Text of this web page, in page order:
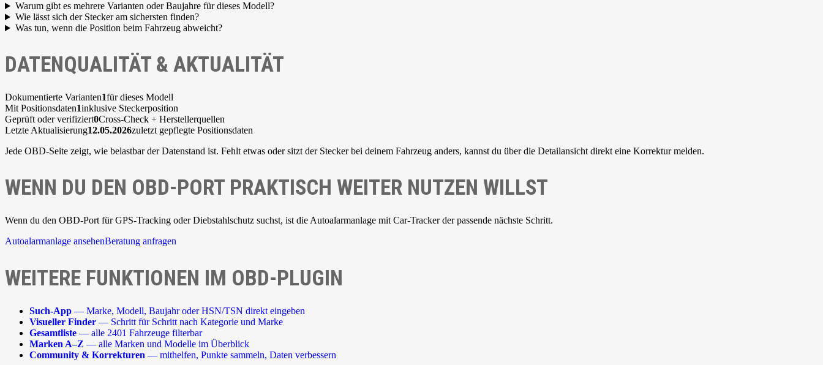
Warum gibt es mehrere Varianten oder Baujahre für dieses Modell?
Wie lässt sich der Stecker am sichersten finden?
Was tun, wenn die Position beim Fahrzeug abweicht?
DATENQUALITÄT & AKTUALITÄT
Dokumentierte Varianten1für dieses Modell
Mit Positionsdaten1inklusive Steckerposition
Geprüft oder verifiziert0Cross-Check + Herstellerquellen
Letzte Aktualisierung12.05.2026zuletzt gepflegte Positionsdaten
Jede OBD-Seite zeigt, wie belastbar der Datenstand ist. Fehlt etwas oder sitzt der Stecker bei deinem Fahrzeug anders, kannst du über die Detailansicht direkt eine Korrektur melden.
WENN DU DEN OBD-PORT PRAKTISCH WEITER NUTZEN WILLST
Wenn du den OBD-Port für GPS-Tracking oder Diebstahlschutz suchst, ist die Autoalarmanlage mit Car-Tracker der passende nächste Schritt.
Autoalarmanlage ansehenBeratung anfragen
WEITERE FUNKTIONEN IM OBD-PLUGIN
Such-App — Marke, Modell, Baujahr oder HSN/TSN direkt eingeben
Visueller Finder — Schritt für Schritt nach Kategorie und Marke
Gesamtliste — alle 2401 Fahrzeuge filterbar
Marken A–Z — alle Marken und Modelle im Überblick
Community & Korrekturen — mithelfen, Punkte sammeln, Daten verbessern